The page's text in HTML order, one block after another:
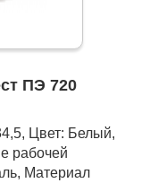
ПЭ 720
Цвет: Белый,
рабочей
Материал